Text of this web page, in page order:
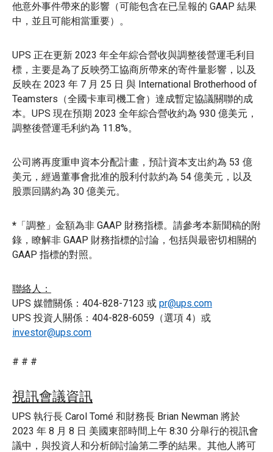
他意外事件帶來的影響（可能包含在已呈報的 GAAP 結果
中，並且可能相當重要）。
UPS 正在更新 2023 年全年綜合營收與調整後營運毛利目
標，主要是為了反映勞工協商所帶來的寄件量影響，以及
反映在 2023 年 7 月 25 日 與 International Brotherhood of
Teamsters（全國卡車司機工會）達成暫定協議關聯的成
本。UPS 現在預期 2023 全年綜合營收約為 930 億美元，
調整後營運毛利約為 11.8%。
公司將再度重申資本分配計畫，預計資本支出約為 53 億
美元，經過董事會批准的股利付款約為 54 億美元，以及
股票回購約為 30 億美元。
* 「調整」金額為非 GAAP 財務指標。請參考本新聞稿的附
錄，瞭解非 GAAP 財務指標的討論，包括與最密切相關的
GAAP 指標的對照。
聯絡人：
UPS 媒體關係：404-828-7123 或 pr@ups.com
UPS 投資人關係：404-828-6059（選項 4）或
investor@ups.com
# # #
視訊會議資訊
UPS 執行長 Carol Tomé 和財務長 Brian Newman 將於
2023 年 8 月 8 日 美國東部時間上午 8:30 分舉行的視訊會
議中，與投資人和分析師討論第二季的結果。其他人將可